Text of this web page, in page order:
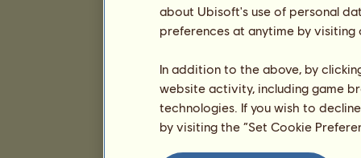
about Ubisoft's use of personal
preferences at anytime by
In addition to the above, by
website activity, including game
technologies. If you wish to
by visiting the “Set Cookie